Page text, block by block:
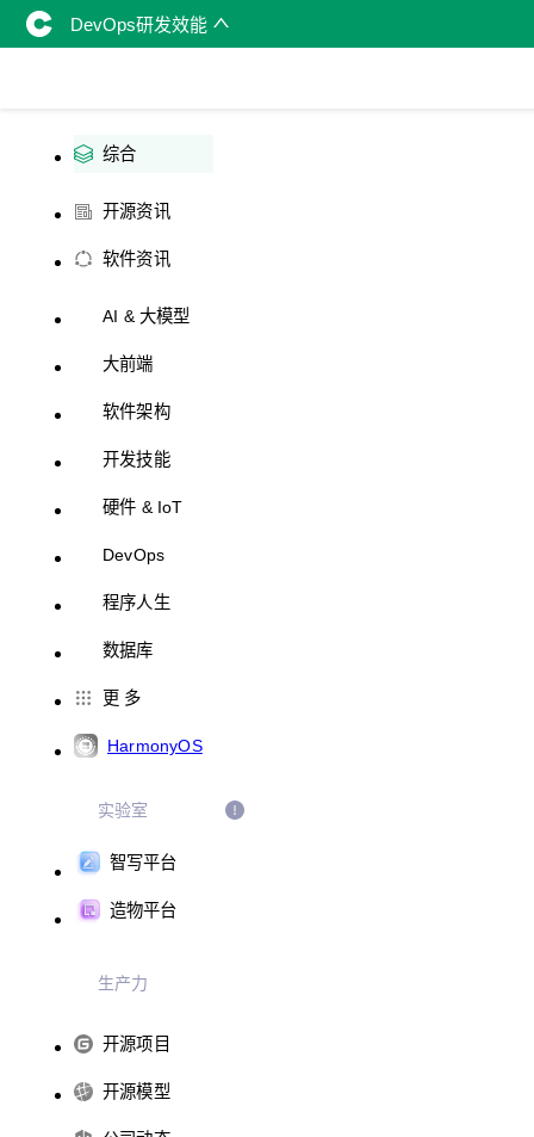
DevOps研发效能
综合
开源资讯
软件资讯
AI & 大模型
大前端
软件架构
开发技能
硬件 & IoT
DevOps
程序人生
数据库
更 多
HarmonyOS
实验室
智写平台
造物平台
生产力
开源项目
开源模型